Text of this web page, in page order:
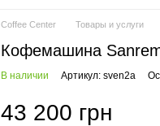
Coffee Center Товары и услуги
Кофемашина
В наличии Артикул: sven2a
43 200 грн